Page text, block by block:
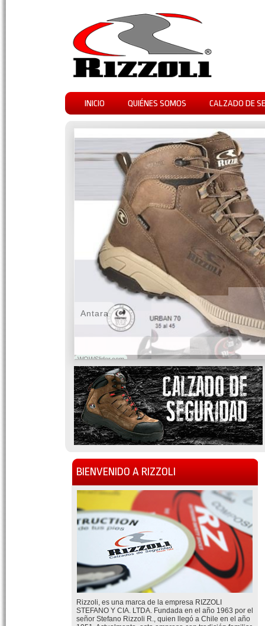
INICIO QUIÉNES SOMOS CALZADO DE
WOWSlider.com
Antara
BIENVENIDO A RIZZOLI
Rizzoli, es una marca de la empresa RIZZOLI
STEFANO Y CIA. LTDA. Fundada en el año 1963 por el
señor Stefano Rizzoli R., quien llegó a Chile en el año